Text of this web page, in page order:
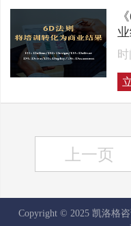
时
上一页
Copyright © 2025 凯洛格